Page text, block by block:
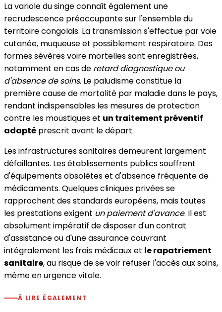
La variole du singe connaît également une
recrudescence préoccupante sur l'ensemble du
territoire congolais. La transmission s'effectue par voie
cutanée, muqueuse et possiblement respiratoire. Des
formes sévères voire mortelles sont enregistrées,
notamment en cas de retard diagnostique ou
d'absence de soins. Le paludisme constitue la
première cause de mortalité par maladie dans le pays,
rendant indispensables les mesures de protection
contre les moustiques et un traitement préventif
adapté prescrit avant le départ.
Les infrastructures sanitaires demeurent largement
défaillantes. Les établissements publics souffrent
d'équipements obsolètes et d'absence fréquente de
médicaments. Quelques cliniques privées se
rapprochent des standards européens, mais toutes
les prestations exigent un paiement d'avance. Il est
absolument impératif de disposer d'un contrat
d'assistance ou d'une assurance couvrant
intégralement les frais médicaux et le rapatriement
sanitaire, au risque de se voir refuser l'accès aux soins,
même en urgence vitale.
À LIRE ÉGALEMENT